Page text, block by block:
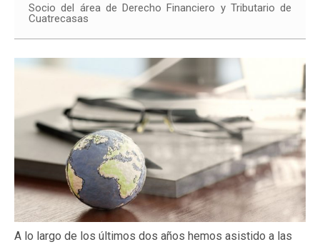
Socio del área de Derecho Financiero y Tributario de
Cuatrecasas
A lo largo de los últimos dos años hemos asistido a las